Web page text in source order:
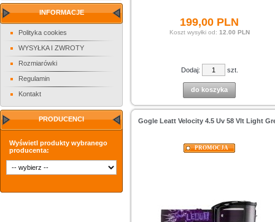
INFORMACJE
Polityka cookies
WYSYŁKA I ZWROTY
Rozmiarówki
Regulamin
Kontakt
PRODUCENCI
Wyświetl produkty wybranego
producenta:
199,00 PLN
Koszt wysyłki od: 12.00 PLN
Dodaj: szt.
do koszyka
Gogle Leatt Velocity 4.5 Uv 58 Vlt Light
PROMOCJA